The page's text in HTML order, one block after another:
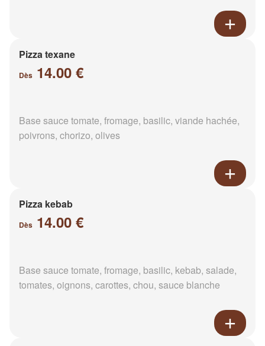
Pizza texane
Dès 14.00 €
Base sauce tomate, fromage, basilic, viande hachée,
poivrons, chorizo, olives
Pizza kebab
Dès 14.00 €
Base sauce tomate, fromage, basilic, kebab, salade,
tomates, oignons, carottes, chou, sauce blanche